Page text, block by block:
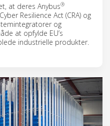
at deres Anybus®
Resilience Act (CRA) og
og
at opfylde EU’s
industrielle produkter.